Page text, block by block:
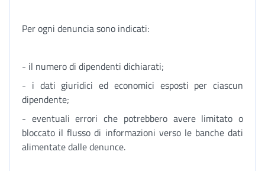
Per ogni denuncia sono indicati:
- il numero di dipendenti dichiarati;
- i dati giuridici ed economici esposti per ciascun
dipendente;
- eventuali errori che potrebbero avere limitato o
bloccato il flusso di informazioni verso le banche dati
alimentate dalle denunce.